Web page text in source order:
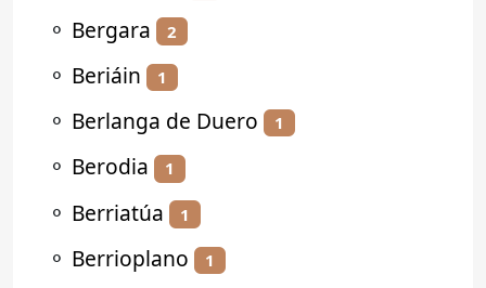
⚬ Bergara 2
⚬ Beriáin 1
⚬ Berlanga de Duero 1
⚬ Berodia 1
⚬ Berriatúa 1
⚬ Berrioplano 1